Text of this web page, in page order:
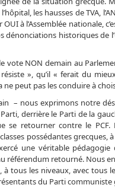
les hausses de TVA,
à l’Assemblée nationale,
historiques de
vote NON demain au
», qu’il « ferait du
ne peut pas les conduire à
– nous exprimons notre
derrière le Parti de la
retourner contre le PCF.
possédantes grecques, à
une véritable
référendum retourné. Nous
tous les niveaux, avec tous
du Parti